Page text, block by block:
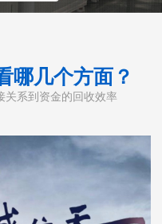
哪几个方面？
关系到资金的回收效率